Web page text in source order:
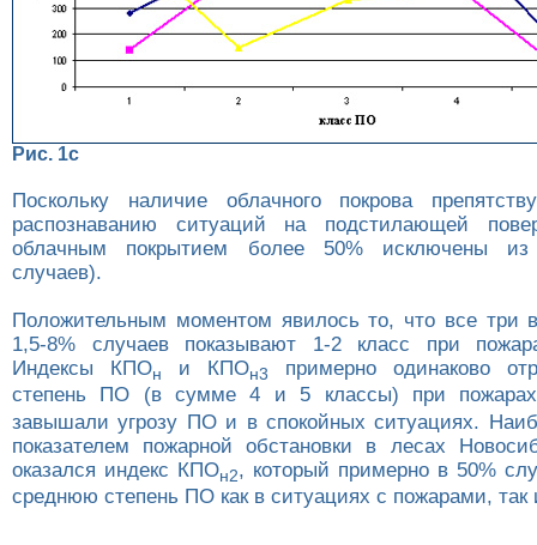
Рис. 1c
Поскольку наличие облачного покрова
распознаванию ситуаций на подстилающей
облачным покрытием более 50% исключены из
случаев).
Положительным моментом явилось то, что все три
1,5-8% случаев показывают 1-2 класс при
Индексы КПОн и КПОн3
примерно одинаково
степень ПО (в сумме 4 и 5 классы) при
завышали угрозу ПО и в спокойных ситуациях.
показателем пожарной обстановки в лесах
оказался индекс КПОн2, который примерно в 50%
среднюю степень ПО как в ситуациях с пожарами, так